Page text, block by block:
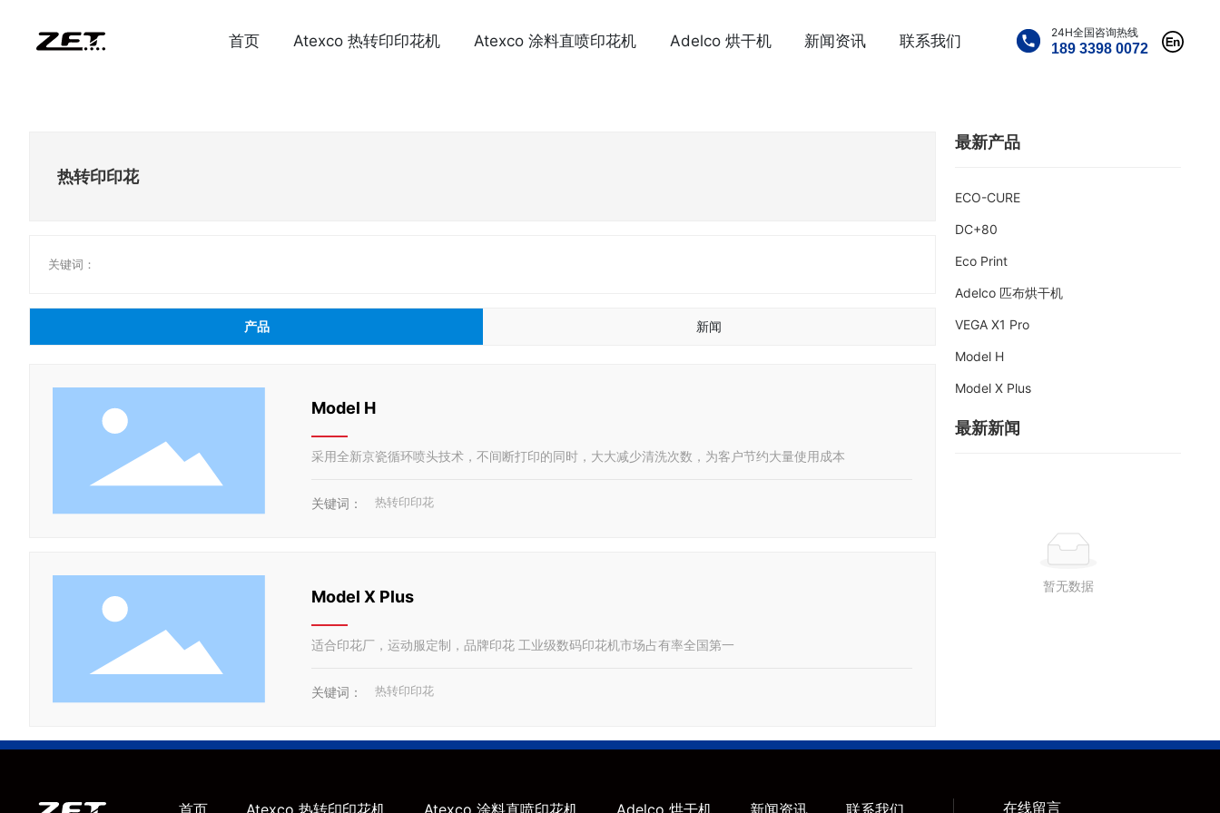
首页 Atexco 热转印印花机 Atexco 涂料直喷印花机 Adelco 烘干机 新闻资讯 联系我们 24H全国咨询热线
189 3398 0072
热转印印花
关键词：
产品 新闻
Model H
采用全新京瓷循环喷头技术，不间断打印的同时，大大减少清洗次数，为客户节约大量使用成本
关键词： 热转印印花
Model X Plus
适合印花厂，运动服定制，品牌印花 工业级数码印花机市场占有率全国第一
关键词： 热转印印花
最新产品
ECO-CURE
DC+80
Eco Print
Adelco 匹布烘干机
VEGA X1 Pro
Model H
Model X Plus
最新新闻
暂无数据
首页 Atexco 热转印印花机 Atexco 涂料直喷印花机 Adelco 烘干机 新闻资讯 联系我们 在线留言